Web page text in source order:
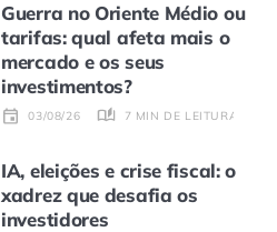
Guerra no Oriente Médio ou
tarifas: qual afeta mais o
mercado e os seus
investimentos?
03/08/26 7 MIN DE LEITURA
IA, eleições e crise fiscal: o
xadrez que desafia os
investidores